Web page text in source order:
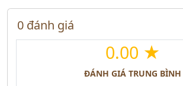
0 đánh giá
0.00 ★
ĐÁNH GIÁ TRUNG BÌNH